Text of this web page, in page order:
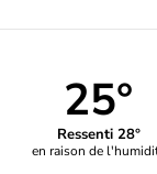
25°
Ressenti 28°
en raison de